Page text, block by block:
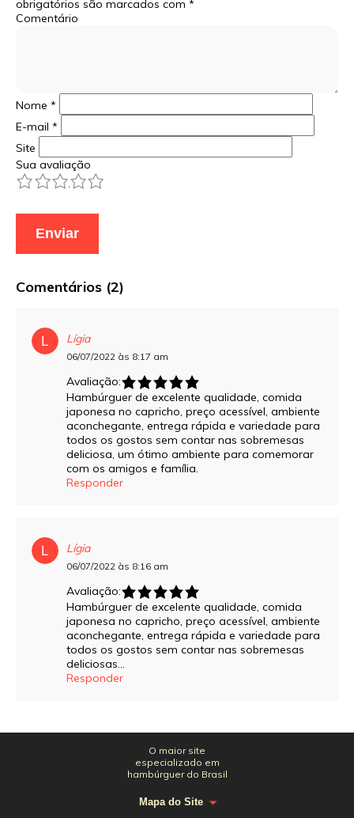
obrigatórios são marcados com *
Comentário
Nome *
E-mail *
Site
Sua avaliação
5
4
3
2
Comentários (2)
Lígia
06/07/2022 às 8:17 am
Avaliação:
Hambúrguer de excelente qualidade, comida
japonesa no capricho, preço acessível, ambiente
aconchegante, entrega rápida e variedade para
todos os gostos sem contar nas sobremesas
deliciosa, um ótimo ambiente para comemorar
com os amigos e família.
Responder
Lígia
06/07/2022 às 8:16 am
Avaliação:
Hambúrguer de excelente qualidade, comida
japonesa no capricho, preço acessível, ambiente
aconchegante, entrega rápida e variedade para
todos os gostos sem contar nas sobremesas
deliciosas…
Responder
O maior site
especializado em
hambúrguer do Brasil
Mapa do Site